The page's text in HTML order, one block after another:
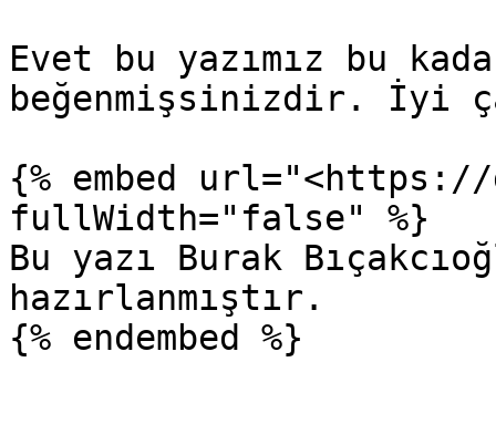
Evet bu yazımız bu
beğenmişsinizdir. İyi
{% embed
fullWidth="false" %}
Bu yazı Burak
hazırlanmıştır.